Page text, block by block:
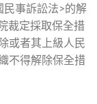
民事訴訟法>的解
裁定採取保全措
或者其上級人民
不得解除保全措